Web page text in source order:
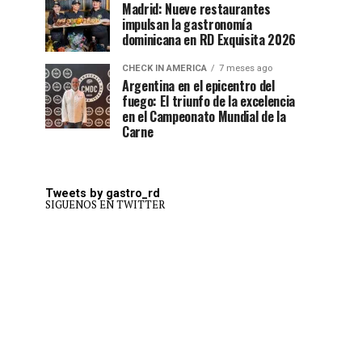
Madrid: Nueve restaurantes
impulsan la gastronomía
dominicana en RD Exquisita 2026
CHECK IN AMERICA 7 meses ago
Argentina en el epicentro del
fuego: El triunfo de la excelencia
en el Campeonato Mundial de la
Carne
Tweets by gastro_rd
SIGUENOS EN TWITTER